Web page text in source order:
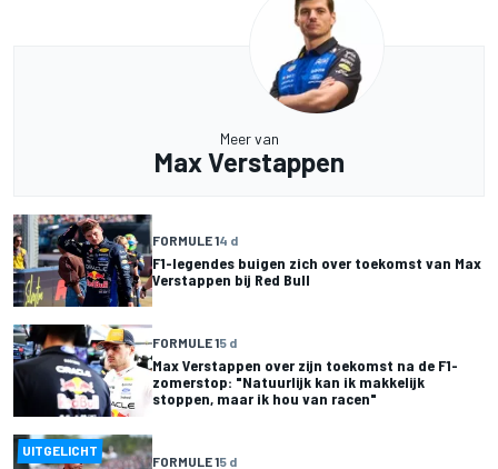
Meer van
Max Verstappen
FORMULE 14 d
F1-legendes buigen zich over toekomst van Max
Verstappen bij Red Bull
FORMULE 15 d
Max Verstappen over zijn toekomst na de F1-
zomerstop: "Natuurlijk kan ik makkelijk
stoppen, maar ik hou van racen"
UITGELICHT
FORMULE 15 d